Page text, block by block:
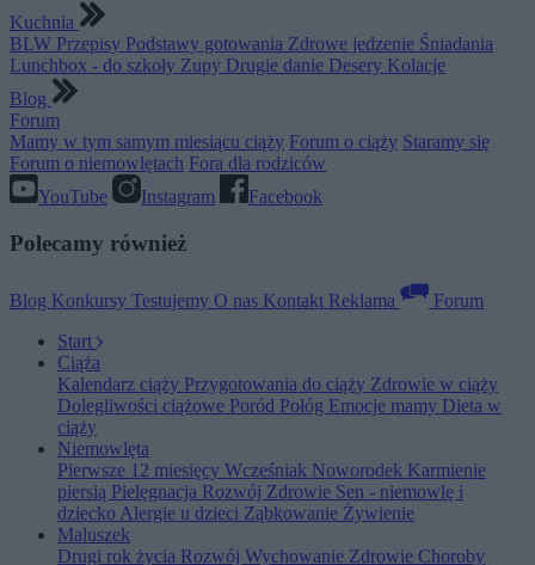
Kuchnia
BLW Przepisy Podstawy gotowania Zdrowe jedzenie Śniadania
Lunchbox - do szkoły Zupy Drugie danie Desery Kolacje
Blog
Forum
Mamy w tym samym miesiącu ciąży Forum o ciąży Staramy się
Forum o niemowlętach Fora dla rodziców
YouTube
Instagram Facebook
Polecamy również
Blog Konkursy Testujemy O nas Kontakt Reklama
Forum
Start
Ciąża
Kalendarz ciąży Przygotowania do ciąży Zdrowie w ciąży
Dolegliwości ciążowe Poród Połóg Emocje mamy Dieta w
ciąży
Niemowlęta
Pierwsze 12 miesięcy Wcześniak Noworodek Karmienie
piersią Pielęgnacja Rozwój Zdrowie Sen - niemowlę i
dziecko Alergie u dzieci Ząbkowanie Żywienie
Maluszek
Drugi rok życia Rozwój Wychowanie Zdrowie Choroby